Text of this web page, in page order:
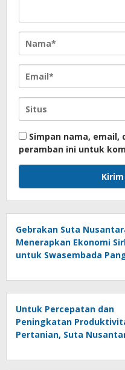
Simpan nama, email,
peramban ini untuk
Gebrakan Suta
Menerapkan Ekonomi
untuk Swasembada
Untuk Percepatan dan
Peningkatan
Pertanian, Suta
Biotek